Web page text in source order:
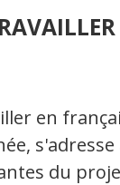
en
s'adresse
du